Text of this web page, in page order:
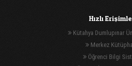
Hızlı
Kütahya Dumlupınar
Merkez
Öğrenci Bilgi